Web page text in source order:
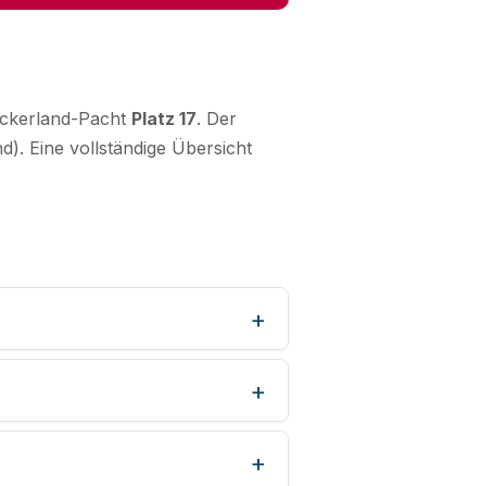
Pacht Platz 17. Der
Eine vollständige Übersicht